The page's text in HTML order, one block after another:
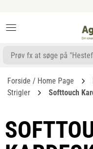
Forside / Home Page
Strigler
Softtouch